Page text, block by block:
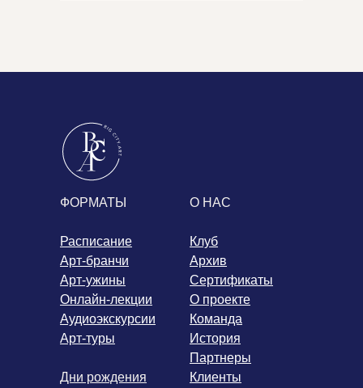
ФОРМАТЫ
Расписание
Арт-бранчи
Арт-ужины
Онлайн-лекции
Аудиоэкскурсии
Арт-туры
Дни рождения
О НАС
Клуб
Архив
Сертификаты
О проекте
Команда
История
Партнеры
Клиенты